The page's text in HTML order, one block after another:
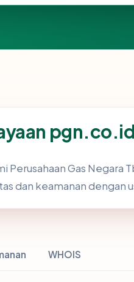
Perusahaan Gas
dan keamanan dengan
WHOIS